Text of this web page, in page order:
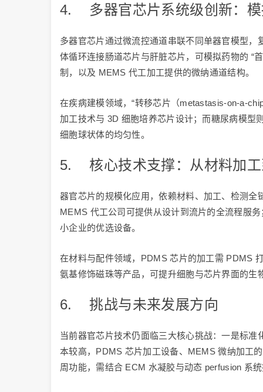
4. 多器官芯片系统级创新：模
多器官芯片通过微流控通道串联不同单器官模型
体循环连接肠道芯片与肝脏芯片，可模拟药物的
制，以及 MEMS 代工加工提供的微纳通道结构。
在疾病建模领域，“转移芯片（metastasis-on-a-
加工技术与 3D 细胞培养芯片设计；而糖尿病模型
细胞球状体的均匀性。
5. 核心技术支撑：从材料加工
器官芯片的规模化应用，依赖材料、加工、检测
MEMS 代工公司可提供从设计到流片的全流程服
小企业的优选设备。
在材料与配件领域，PDMS 芯片的加工需 PDMS
氨基修饰磁珠等产品，可提升细胞与芯片界面的
6. 挑战与未来发展方向
当前器官芯片技术仍面临三大核心挑战：一是标
本较高，PDMS 芯片加工设备、MEMS 微纳加工
周功能，需结合 ECM 水凝胶与动态 perfusion 系